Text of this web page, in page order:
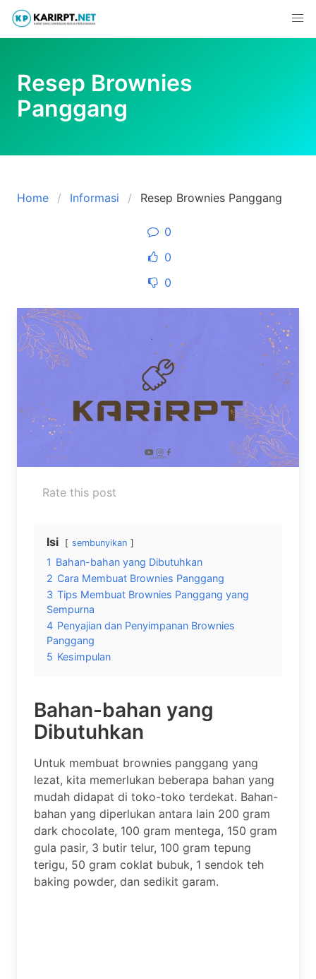
Skip
content
Resep Brownies
Panggang
Home Informasi Resep Brownies Panggang
0
0
0
Rate this post
Isi sembunyikan
1 Bahan-bahan yang Dibutuhkan
2 Cara Membuat Brownies Panggang
3 Tips Membuat Brownies Panggang yang
Sempurna
4 Penyajian dan Penyimpanan Brownies
Panggang
5 Kesimpulan
Bahan-bahan yang
Dibutuhkan
Untuk membuat brownies panggang yang
lezat, kita memerlukan beberapa bahan yang
mudah didapat di toko-toko terdekat. Bahan-
bahan yang diperlukan antara lain 200 gram
dark chocolate, 100 gram mentega, 150 gram
gula pasir, 3 butir telur, 100 gram tepung
terigu, 50 gram coklat bubuk, 1 sendok teh
baking powder, dan sedikit garam.